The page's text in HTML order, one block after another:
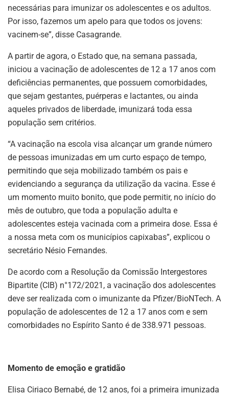
necessárias para imunizar os adolescentes e os adultos.
Por isso, fazemos um apelo para que todos os jovens:
vacinem-se”, disse Casagrande.
A partir de agora, o Estado que, na semana passada,
iniciou a vacinação de adolescentes de 12 a 17 anos com
deficiências permanentes, que possuem comorbidades,
que sejam gestantes, puérperas e lactantes, ou ainda
aqueles privados de liberdade, imunizará toda essa
população sem critérios.
“A vacinação na escola visa alcançar um grande número
de pessoas imunizadas em um curto espaço de tempo,
permitindo que seja mobilizado também os pais e
evidenciando a segurança da utilização da vacina. Esse é
um momento muito bonito, que pode permitir, no início do
mês de outubro, que toda a população adulta e
adolescentes esteja vacinada com a primeira dose. Essa é
a nossa meta com os municípios capixabas”, explicou o
secretário Nésio Fernandes.
De acordo com a Resolução da Comissão Intergestores
Bipartite (CIB) n°172/2021, a vacinação dos adolescentes
deve ser realizada com o imunizante da Pfizer/BioNTech. A
população de adolescentes de 12 a 17 anos com e sem
comorbidades no Espírito Santo é de 338.971 pessoas.
Momento de emoção e gratidão
Elisa Ciriaco Bernabé, de 12 anos, foi a primeira imunizada